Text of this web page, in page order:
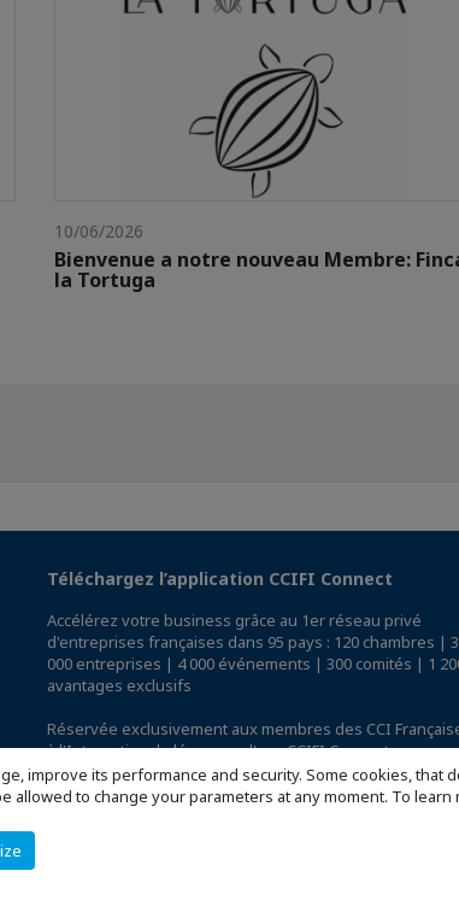
improve its performance and security. Some cookies,
allowed to change your parameters at any moment. To
10/06/2026
Bienvenue a notre nouveau Membre:
la Tortuga
Téléchargez l’application CCIFI Connect
Accélérez votre business grâce au 1er réseau privé
d'entreprises françaises dans 95 pays : 120 chambres |
000 entreprises | 4 000 événements | 300 comités | 1
avantages exclusifs
Réservée exclusivement aux membres des CCI
à l'International,découvrez l'app CCIFI Connect.